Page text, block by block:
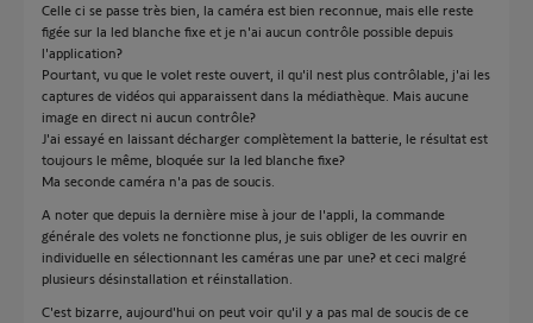
Celle ci se passe très bien, la caméra est bien reconnue, mais elle reste
figée sur la led blanche fixe et je n'ai aucun contrôle possible depuis
l'application?
Pourtant, vu que le volet reste ouvert, il qu'il nest plus contrôlable, j'ai les
captures de vidéos qui apparaissent dans la médiathèque. Mais aucune
image en direct ni aucun contrôle?
J'ai essayé en laissant décharger complètement la batterie, le résultat est
toujours le même, bloquée sur la led blanche fixe?
Ma seconde caméra n'a pas de soucis.
A noter que depuis la dernière mise à jour de l'appli, la commande
générale des volets ne fonctionne plus, je suis obliger de les ouvrir en
individuelle en sélectionnant les caméras une par une? et ceci malgré
plusieurs désinstallation et réinstallation.
C'est bizarre, aujourd'hui on peut voir qu'il y a pas mal de soucis de ce